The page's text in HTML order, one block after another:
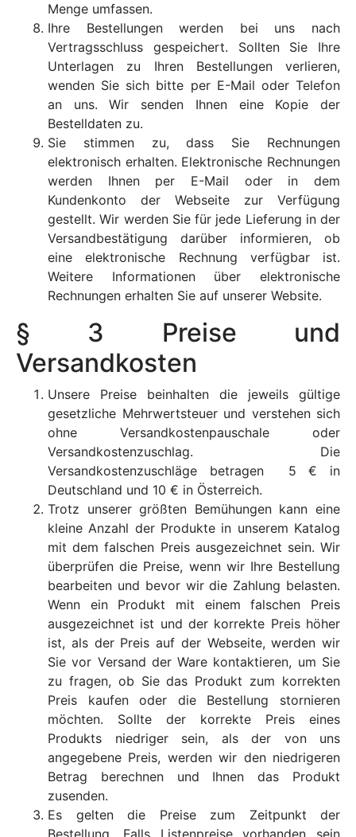
Menge umfassen.
Ihre Bestellungen werden bei uns nach
Vertragsschluss gespeichert. Sollten Sie Ihre
Unterlagen zu Ihren Bestellungen verlieren,
wenden Sie sich bitte per E-Mail oder Telefon
an uns. Wir senden Ihnen eine Kopie der
Bestelldaten zu.
Sie stimmen zu, dass Sie Rechnungen
elektronisch erhalten. Elektronische Rechnungen
werden Ihnen per E-Mail oder in dem
Kundenkonto der Webseite zur Verfügung
gestellt. Wir werden Sie für jede Lieferung in der
Versandbestätigung darüber informieren, ob
eine elektronische Rechnung verfügbar ist.
Weitere Informationen über elektronische
Rechnungen erhalten Sie auf unserer Website.
§ 3 Preise und
Versandkosten
Unsere Preise beinhalten die jeweils gültige
gesetzliche Mehrwertsteuer und verstehen sich
ohne Versandkostenpauschale oder
Versandkostenzuschlag. Die
Versandkostenzuschläge betragen 5 € in
Deutschland und 10 € in Österreich.
Trotz unserer größten Bemühungen kann eine
kleine Anzahl der Produkte in unserem Katalog
mit dem falschen Preis ausgezeichnet sein. Wir
überprüfen die Preise, wenn wir Ihre Bestellung
bearbeiten und bevor wir die Zahlung belasten.
Wenn ein Produkt mit einem falschen Preis
ausgezeichnet ist und der korrekte Preis höher
ist, als der Preis auf der Webseite, werden wir
Sie vor Versand der Ware kontaktieren, um Sie
zu fragen, ob Sie das Produkt zum korrekten
Preis kaufen oder die Bestellung stornieren
möchten. Sollte der korrekte Preis eines
Produkts niedriger sein, als der von uns
angegebene Preis, werden wir den niedrigeren
Betrag berechnen und Ihnen das Produkt
zusenden.
Es gelten die Preise zum Zeitpunkt der
Bestellung. Falls Listenpreise vorhanden sein